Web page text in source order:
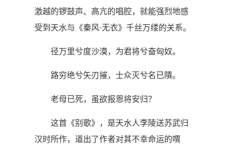
激越的锣鼓声、高亢的唱腔，就能强烈地感
受到天水与《秦风·无衣》千丝万缕的关系。
径万里兮度沙漠，为君将兮奋匈奴。
路穷绝兮矢刃摧，士众灭兮名已隤。
老母已死，虽欲报恩将安归？
这首《别歌》，是天水人李陵送苏武归
汉时所作，道出了作者对其不幸命运的喟